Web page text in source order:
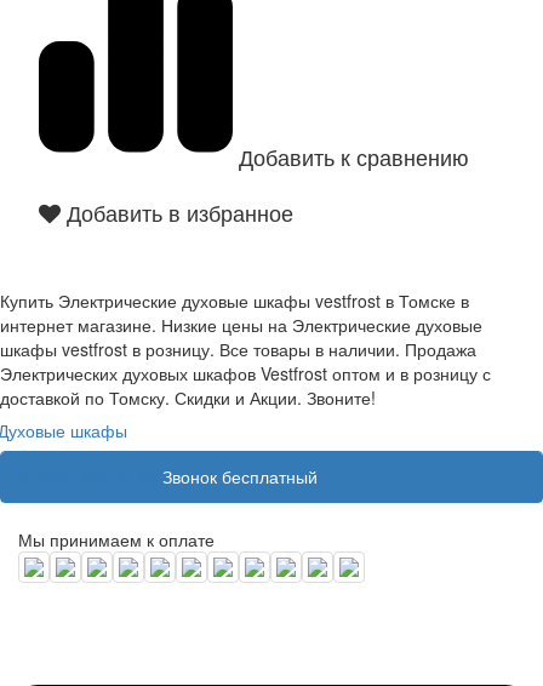
Добавить к сравнению
Добавить в избранное
Купить Электрические духовые шкафы vestfrost в Томске в
интернет магазине. Низкие цены на Электрические духовые
шкафы vestfrost в розницу. Все товары в наличии. Продажа
Электрических духовых шкафов Vestfrost оптом и в розницу с
доставкой по Томску. Скидки и Акции. Звоните!
шкафы
Звонок бесплатный
Мы принимаем к оплате